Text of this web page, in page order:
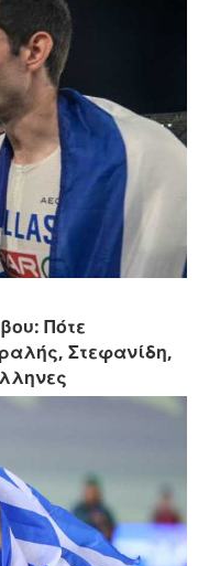
Πότε
Στεφανίδη,